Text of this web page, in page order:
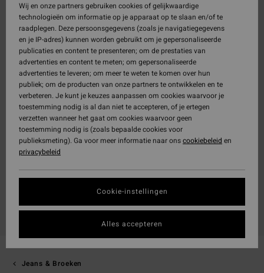
Jeans & Broeken
Wij en onze partners gebruiken cookies of gelijkwaardige
technologieën om informatie op je apparaat op te slaan en/of te
raadplegen. Deze persoonsgegevens (zoals je navigatiegegevens
en je IP-adres) kunnen worden gebruikt om je gepersonaliseerde
publicaties en content te presenteren; om de prestaties van
advertenties en content te meten; om gepersonaliseerde
advertenties te leveren; om meer te weten te komen over hun
publiek; om de producten van onze partners te ontwikkelen en te
verbeteren. Je kunt je keuzes aanpassen om cookies waarvoor je
toestemming nodig is al dan niet te accepteren, of je ertegen
verzetten wanneer het gaat om cookies waarvoor geen
toestemming nodig is (zoals bepaalde cookies voor
publieksmeting). Ga voor meer informatie naar onscookiebeleid en
privacybeleid
Cookie-instellingen
Alles accepteren